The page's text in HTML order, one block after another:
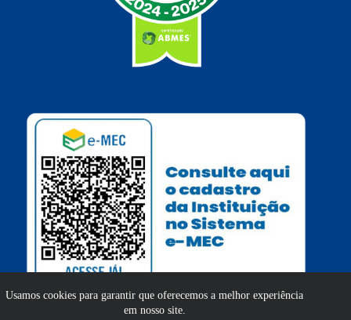
Usamos cookies para garantir que oferecemos a melhor experiência
em nosso site.